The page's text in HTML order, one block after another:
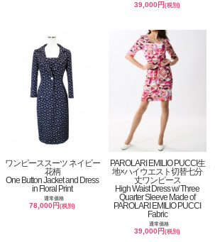
39,000円(税別)
ワンピーススーツ ネイビー
花柄
One Button Jacket and Dress
in Floral Print
通常価格
78,000円(税別)
PAROLARI EMILIO PUCCI生
地×ハイウエスト切替七分
丈ワンピース
High Waist Dress w/ Three
Quarter Sleeve Made of
PAROLARI EMILIO PUCCI
Fabric
通常価格
39,000円(税別)